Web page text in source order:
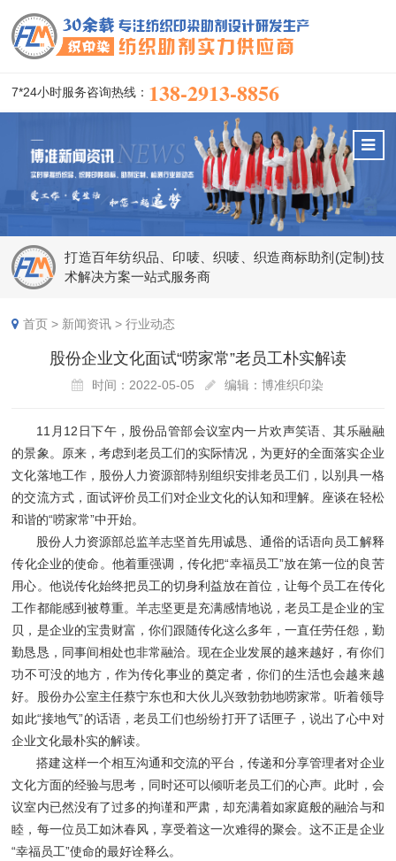
7*24小时服务咨询热线： 138-2913-8856
打造百年纺织品、印唛、织唛、织造商标助剂(定制)技
术解决方案一站式服务商
首页 > 新闻资讯 >行业动态
股份企业文化面试“唠家常”老员工朴实解读
时间：2022-05-05 编辑：博准织印染
11月12日下午，股份品管部会议室内一片欢声笑语、其乐融融
的景象。原来，考虑到老员工们的实际情况，为更好的全面落实企业
文化落地工作，股份人力资源部特别组织安排老员工们，以别具一格
的交流方式，面试评价员工们对企业文化的认知和理解。座谈在轻松
和谐的“唠家常”中开始。
股份人力资源部总监羊志坚首先用诚恳、通俗的话语向员工解释
传化企业的使命。他着重强调，传化把“幸福员工”放在第一位的良苦
用心。他说传化始终把员工的切身利益放在首位，让每个员工在传化
工作都能感到被尊重。羊志坚更是充满感情地说，老员工是企业的宝
贝，是企业的宝贵财富，你们跟随传化这么多年，一直任劳任怨，勤
勤恳恳，同事间相处也非常融洽。现在企业发展的越来越好，有你们
功不可没的地方，作为传化事业的奠定者，你们的生活也会越来越
好。股份办公室主任蔡宁东也和大伙儿兴致勃勃地唠家常。听着领导
如此“接地气”的话语，老员工们也纷纷打开了话匣子，说出了心中对
企业文化最朴实的解读。
搭建这样一个相互沟通和交流的平台，传递和分享管理者对企业
文化方面的经验与思考，同时还可以倾听老员工们的心声。此时，会
议室内已然没有了过多的拘谨和严肃，却充满着如家庭般的融洽与和
睦，每一位员工如沐春风，享受着这一次难得的聚会。这不正是企业
“幸福员工”使命的最好诠释么。